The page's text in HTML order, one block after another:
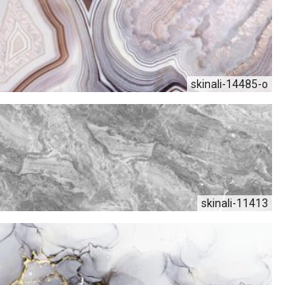
skinali-14485-o
skinali-11413